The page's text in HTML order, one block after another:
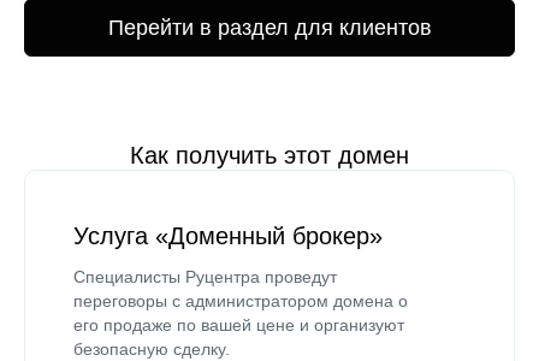
Перейти в раздел для клиентов
Как получить этот домен
Услуга «Доменный брокер»
Специалисты Руцентра проведут
переговоры с администратором домена о
его продаже по вашей цене и организуют
безопасную сделку.